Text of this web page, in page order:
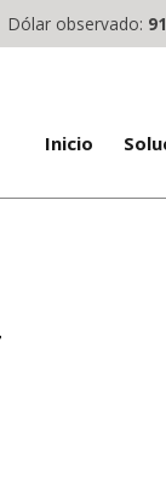
Dólar observado:
Inicio